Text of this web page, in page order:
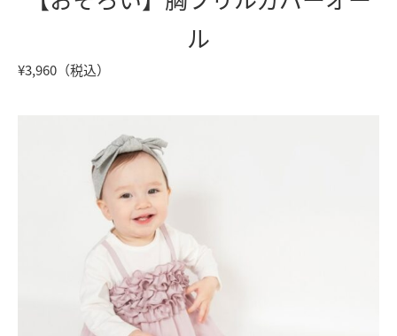
ル
¥3,960（税込）